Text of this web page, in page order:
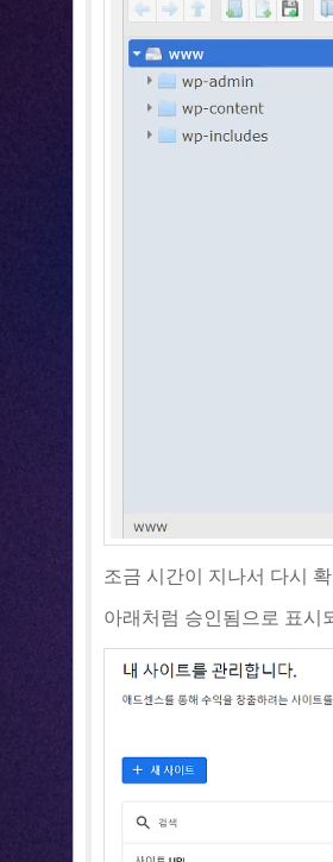
조금 시간이 지나서 다시
아래처럼 승인됨으로 표시